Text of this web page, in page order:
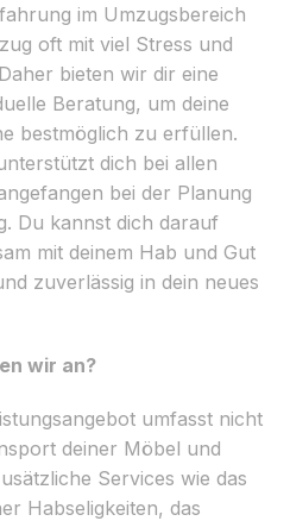
im Umzugsbereich
oft mit viel Stress und
bieten wir dir eine
Beratung, um deine
bestmöglich zu erfüllen.
dich bei allen
bei der Planung
Du kannst dich darauf
mit deinem Hab und Gut
zuverlässig in dein neues
wir an?
umfasst nicht
deiner Möbel und
Services wie das
Habseligkeiten, das